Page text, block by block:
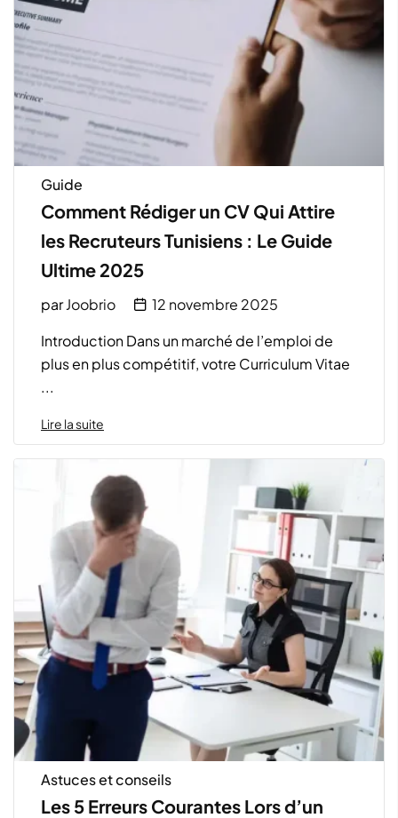
Guide
Comment Rédiger un CV Qui Attire
les Recruteurs Tunisiens : Le Guide
Ultime 2025
parJoobrio
12 novembre 2025
Introduction Dans un marché de l’emploi de
plus en plus compétitif, votre Curriculum Vitae
...
Lire la suite
Astuces et conseils
Les 5 Erreurs Courantes Lors d’un